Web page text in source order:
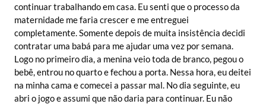
continuar trabalhando em casa. Eu senti que o processo da
maternidade me faria crescer e me entreguei
completamente. Somente depois de muita insistência decidi
contratar uma babá para me ajudar uma vez por semana.
Logo no primeiro dia, a menina veio toda de branco, pegou o
bebê, entrou no quarto e fechou a porta. Nessa hora, eu deitei
na minha cama e comecei a passar mal. No dia seguinte, eu
abri o jogo e assumi que não daria para continuar. Eu não